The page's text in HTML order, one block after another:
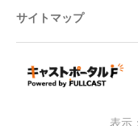
サイトマップ
表示